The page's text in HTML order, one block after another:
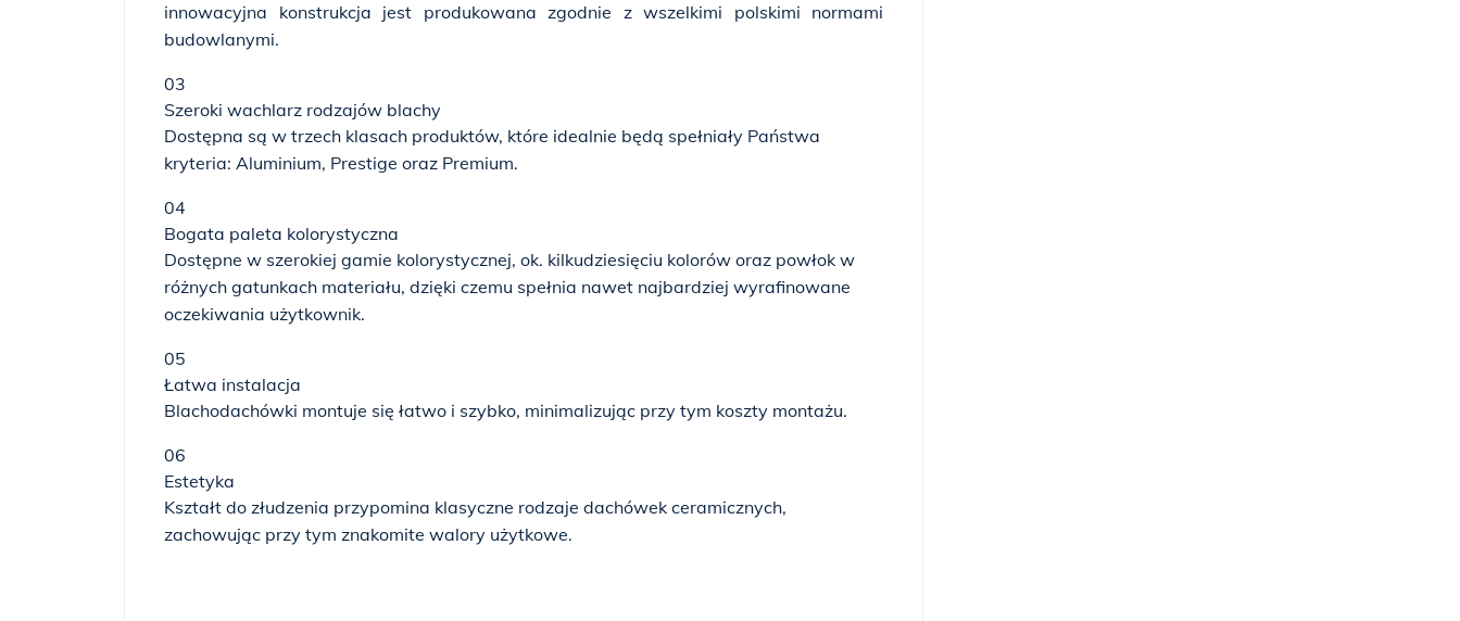
innowacyjna konstrukcja jest produkowana zgodnie z wszelkimi polskimi normami
budowlanymi.
03
Szeroki wachlarz rodzajów blachy
Dostępna są w trzech klasach produktów, które idealnie będą spełniały Państwa
kryteria: Aluminium, Prestige oraz Premium.
04
Bogata paleta kolorystyczna
Dostępne w szerokiej gamie kolorystycznej, ok. kilkudziesięciu kolorów oraz powłok w
różnych gatunkach materiału, dzięki czemu spełnia nawet najbardziej wyrafinowane
oczekiwania użytkownik.
05
Łatwa instalacja
Blachodachówki montuje się łatwo i szybko, minimalizując przy tym koszty montażu.
06
Estetyka
Kształt do złudzenia przypomina klasyczne rodzaje dachówek ceramicznych,
zachowując przy tym znakomite walory użytkowe.